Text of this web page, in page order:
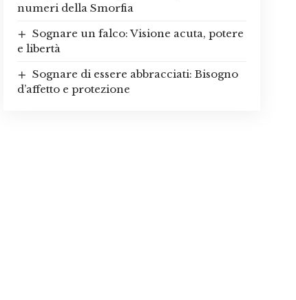
numeri della Smorfia
Sognare un falco: Visione acuta, potere
e libertà
Sognare di essere abbracciati: Bisogno
d’affetto e protezione